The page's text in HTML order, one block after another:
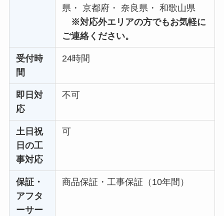
県・ 京都府・ 奈良県・ 和歌山県
※対応外エリアの方でもお気軽に
ご連絡ください。
受付時
間
24時間
即日対
応
不可
土日祝
日の工
事対応
可
保証・
アフタ
ーサー
商品保証・工事保証（10年間）